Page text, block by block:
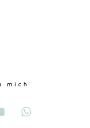
mich